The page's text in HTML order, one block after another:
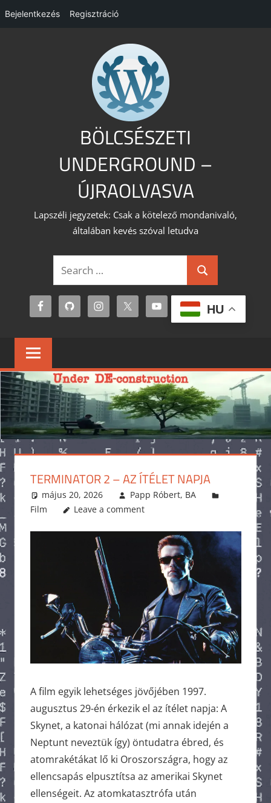
Bejelentkezés Regisztráció
BÖLCSÉSZETI
UNDERGROUND –
ÚJRAOLVASVA
Lapszéli jegyzetek: Csak a kötelező mondanivaló,
általában kevés szóval letudva
Search
for:
Search
HU
TERMINATOR 2 – AZ ÍTÉLET NAPJA
május 20, 2026
Papp Róbert, BA
Film
Leave a comment
A film egyik lehetséges jövőjében 1997.
augusztus 29-én érkezik el az ítélet napja: A
Skynet, a katonai hálózat (mi annak idején a
Neptunt neveztük így) öntudatra ébred, és
atomrakétákat lő ki Oroszországra, hogy az
ellencsapás elpusztítsa az amerikai Skynet
ellenségeit. Az atomkatasztrófa után